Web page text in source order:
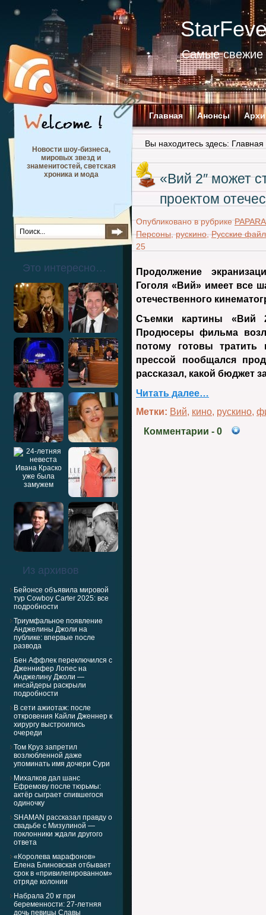
Самые свежие
Главная Анонсы
Новости шоу-бизнеса,
мировых звезд и
знаменитостей, светская
хроника и мода
Это интересно…
Из архивов
Бейонсе объявила мировой
тур Cowboy Carter 2025: все
подробности
Триумфальное появление
Анджелины Джоли на
публике: впервые после
развода
Бен Аффлек переключился с
Дженнифер Лопес на
Анджелину Джоли —
инсайдеры раскрыли
подробности
В сети ажиотаж: после
откровения Кайли Дженнер к
хирургу выстроились
очереди
Том Круз запретил
возлюбленной даже
упоминать имя дочери Сури
Михалков дал шанс
Ефремову после тюрьмы:
актёр сыграет спившегося
одиночку
SHAMAN рассказал правду о
свадьбе с Мизулиной —
поклонники ждали другого
ответа
«Королева марафонов»
Елена Блиновская отбывает
срок в «привилегированном»
отряде колонии
Набрала 20 кг при
беременности: 27-летняя
дочь певицы Славы
Вы находитесь здесь: Главная
«Вий 2″ может
проектом
Опубликовано в рубрике
Персоны рускино Русские
25
Продолжение
Гоголя «Вий» имеет все
отечественного
Съемки картины «Вий
Продюсеры фильма
потому готовы
прессой пообщался
рассказал, какой бюджет
Читать далее…
Метки: Вий, кино, рускино,
Комментарии - 0